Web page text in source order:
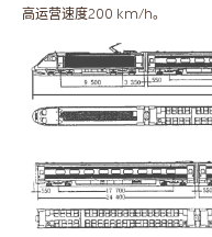
高运营速度200 km/h。